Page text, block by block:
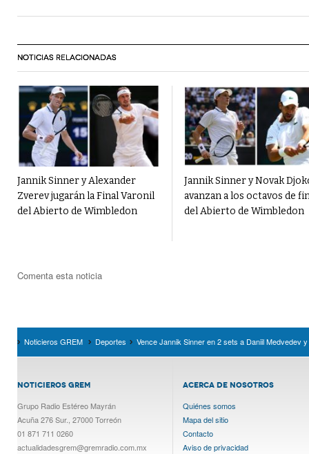
NOTICIAS RELACIONADAS
Jannik Sinner y Alexander
Zverev jugarán la Final Varonil
del Abierto de Wimbledon
Jannik Sinner y Novak
avanzan a los octavos de
del Abierto de Wimbledon
Comenta esta noticia
Noticieros GREM Deportes Vence Jannik Sinner en 2 sets a Daniil Medvedev
NOTICIEROS GREM
Grupo Radio Estéreo Mayrán
Acuña 276 Sur., 27000 Torreón
01 871 711 0260
actualidadesgrem@gremradio.com.mx
ACERCA DE NOSOTROS
Quiénes somos
Mapa del sitio
Contacto
Aviso de privacidad